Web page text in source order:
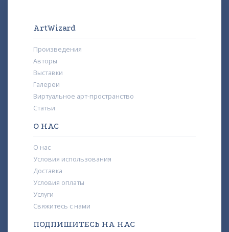
ArtWizard
Произведения
Авторы
Выставки
Галереи
Виртуальное арт-пространство
Статьи
О НАС
О нас
Условия использования
Доставка
Условия оплаты
Услуги
Свяжитесь с нами
ПОДПИШИТЕСЬ НА НАС